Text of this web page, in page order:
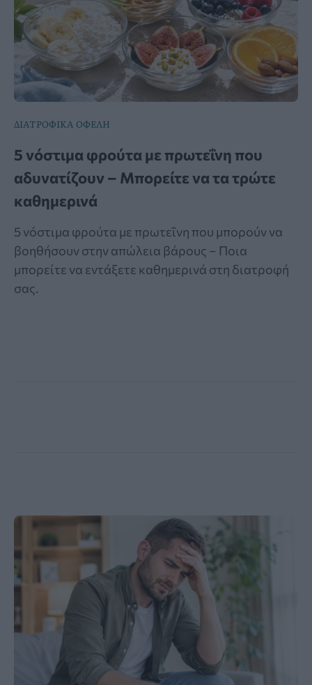
ΔΙΑΤΡΟΦΙΚΑ ΟΦΕΛΗ
5 νόστιμα φρούτα με πρωτεΐνη που
αδυνατίζουν – Μπορείτε να τα τρώτε
καθημερινά
5 νόστιμα φρούτα με πρωτεΐνη που μπορούν να
βοηθήσουν στην απώλεια βάρους – Ποια
μπορείτε να εντάξετε καθημερινά στη διατροφή
σας.